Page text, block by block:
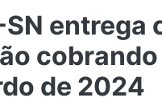
SN
de 2024